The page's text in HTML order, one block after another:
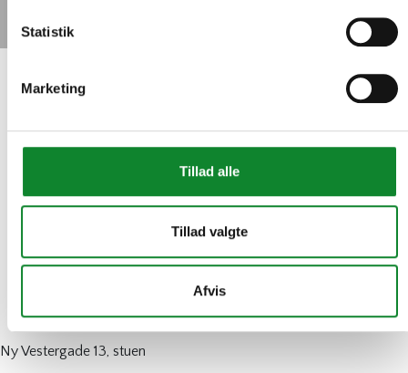
Statistik
Marketing
Tillad alle
Tillad valgte
Afvis
Slagelse Gymnasium
Ny Vestergade 13, stuen